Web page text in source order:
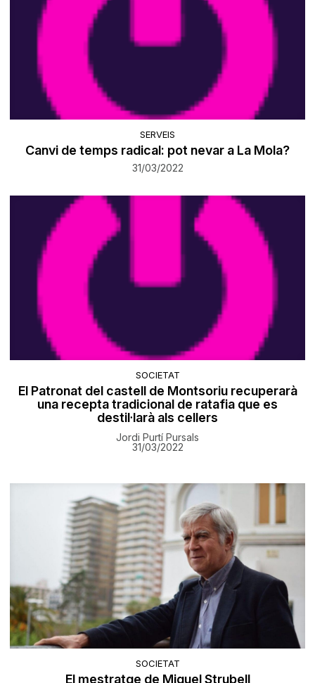
SERVEIS
Canvi de temps radical: pot nevar a La Mola?
31/03/2022
SOCIETAT
El Patronat del castell de Montsoriu recuperarà
una recepta tradicional de ratafia que es
destil·larà als cellers
Jordi Purtí Pursals
31/03/2022
SOCIETAT
El mestratge de Miquel Strubell